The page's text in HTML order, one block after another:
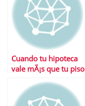
Cuando tu hipoteca
vale mÃ¡s que tu piso